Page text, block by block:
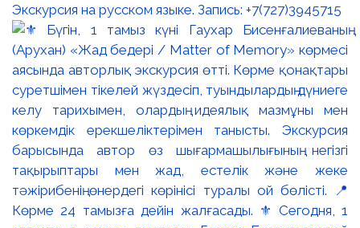
Экскурсия на русском языке. Запись: +7(727)3945715